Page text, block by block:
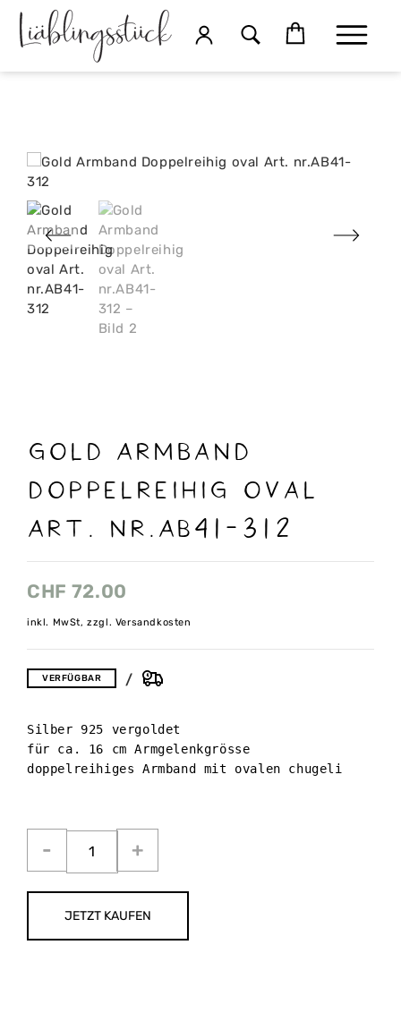
Gold Armband
Doppelreihig oval
Art. nr.AB41-312
CHF 72.00
inkl. MwSt, zzgl. Versandkosten
VERFÜGBAR
Silber 925 vergoldet
für ca. 16 cm Armgelenkgrösse
doppelreihiges Armband mit ovalen chugeli
JETZT KAUFEN